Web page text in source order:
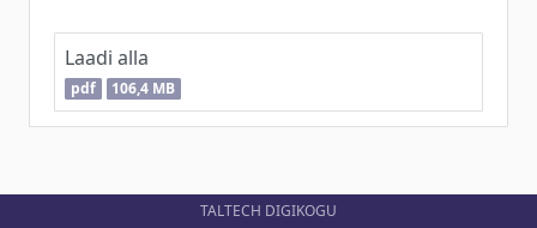
Laadi alla
pdf 106,4 MB
TALTECH DIGIKOGU